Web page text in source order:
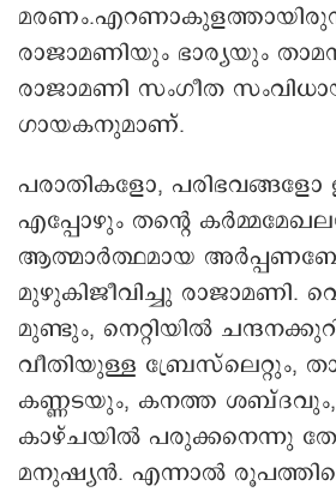
രാജാമണിയും ഭാര്യയും
രാജാമണി സംഗീത
ഗായകനുമാണ്.
പരാതികളോ, പരിഭവങ്ങളോ
എപ്പോഴും തന്റെ
ആത്മാര്‍ത്ഥമായ
മുഴുകിജീവിച്ചു രാജാമണി.
മുണ്ടും, നെറ്റിയില്‍
വീതിയുള്ള ബ്രേസ്‌ലെറ്റും,
കണ്ണടയും, കനത്ത ശബ്ദവും,
കാഴ്ചയില്‍ പരുക്കനെന്നു
മനുഷ്യന്‍. എന്നാല്‍